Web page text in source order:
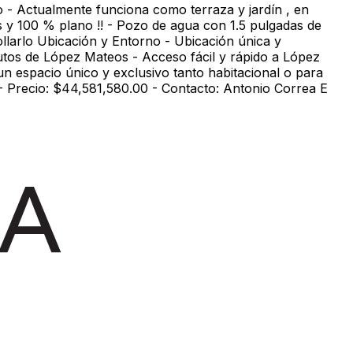
- Actualmente funciona como terraza y jardín , en
100 % plano !! - Pozo de agua con 1.5 pulgadas de
Ubicación y Entorno - Ubicación única y
de López Mateos - Acceso fácil y rápido a López
espacio único y exclusivo tanto habitacional o para
Precio: $44,581,580.00 - Contacto: Antonio Correa E